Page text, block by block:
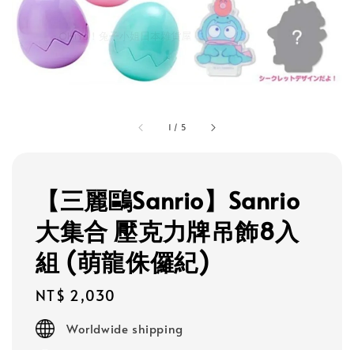
1 / 5
【三麗鷗Sanrio】Sanrio
大集合 壓克力牌吊飾8入
組 (萌龍侏儸紀)
Regular
price
NT$ 2,030
Worldwide shipping